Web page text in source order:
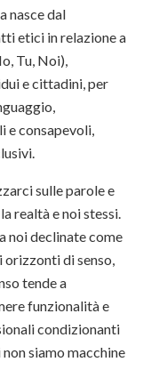
nasce dal
etici in relazione a
Tu, Noi),
e cittadini, per
consapevoli,
sulle parole e
realtà e noi stessi.
noi declinate come
di senso,
tende a
funzionalità e
condizionanti
siamo macchine